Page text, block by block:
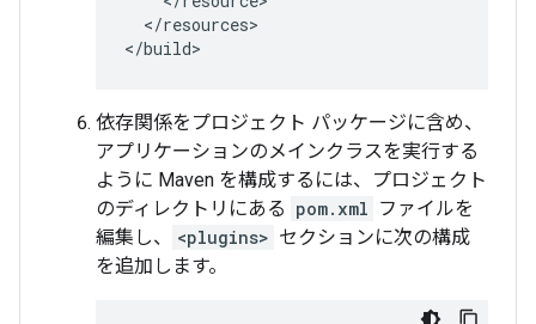
</resources>
依存関係をプロジェクト パッケージに含め、
アプリケーションのメインクラスを実行する
ように Maven を構成するには、プロジェクト
のディレクトリにある pom.xml ファイルを
編集し、
<plugins> セクションに次の構成
を追加します。